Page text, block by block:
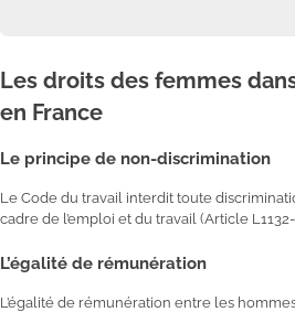
Les droits des femmes
en France
Le principe de non-discrimination
Le Code du travail interdit toute
cadre de l’emploi et du travail (Article L1132-
L’égalité de rémunération
L’égalité de rémunération entre les